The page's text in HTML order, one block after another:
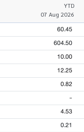
YTD
07 Aug 2026
60.45
604.50
10.00
12.25
0.82
-
4.53
0.21